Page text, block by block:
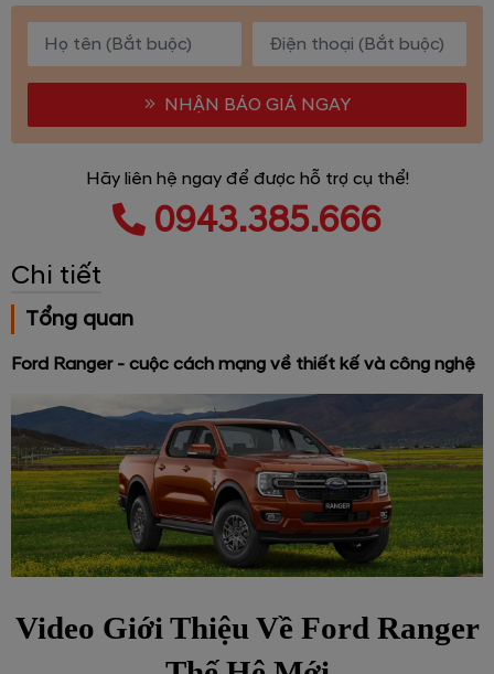
NHẬN BÁO GIÁ NGAY
Hãy liên hệ ngay để được hỗ trợ cụ thể!
0943.385.666
Chi tiết
Tổng quan
Ford Ranger - cuộc cách mạng về thiết kế và công nghệ
Video Giới Thiệu Về Ford Ranger